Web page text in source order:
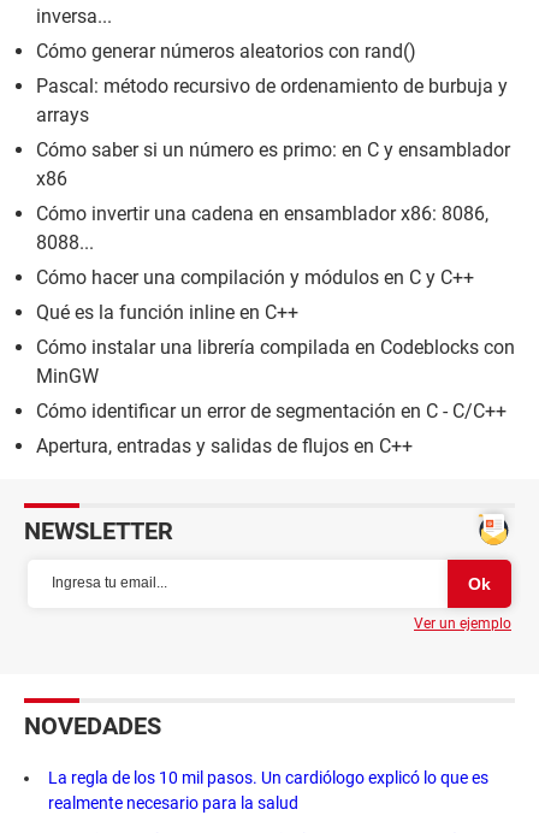
inversa...
Cómo generar números aleatorios con rand()
Pascal: método recursivo de ordenamiento de burbuja y
arrays
Cómo saber si un número es primo: en C y ensamblador
x86
Cómo invertir una cadena en ensamblador x86: 8086,
8088...
Cómo hacer una compilación y módulos en C y C++
Qué es la función inline en C++
Cómo instalar una librería compilada en Codeblocks con
MinGW
Cómo identificar un error de segmentación en C - C/C++
Apertura, entradas y salidas de flujos en C++
NEWSLETTER
Ver un ejemplo
NOVEDADES
La regla de los 10 mil pasos. Un cardiólogo explicó lo que es
realmente necesario para la salud